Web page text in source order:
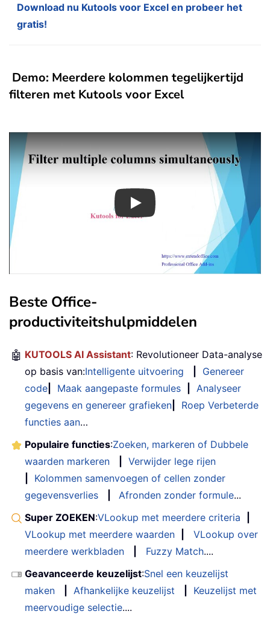
Download nu Kutools voor Excel en probeer het
gratis!
Demo: Meerdere kolommen tegelijkertijd
filteren met Kutools voor Excel
Play
Beste Office-
productiviteitshulpmiddelen
🤖 KUTOOLS AI Assistant: Revolutioneer Data-analyse
op basis van:Intelligente uitvoering
Genereer
code
Maak aangepaste formules
Analyseer
gegevens en genereer grafieken
Roep Verbeterde
functies aan…
Populaire functies:Zoeken, markeren of Dubbele
waarden markeren
Verwijder lege rijen
Kolommen samenvoegen of cellen zonder
gegevensverlies
Afronden zonder formule...
Super ZOEKEN:VLookup met meerdere criteria
VLookup met meerdere waarden
VLookup over
meerdere werkbladen
Fuzzy Match....
Geavanceerde keuzelijst:Snel een keuzelijst
maken
Afhankelijke keuzelijst
Keuzelijst met
meervoudige selectie....